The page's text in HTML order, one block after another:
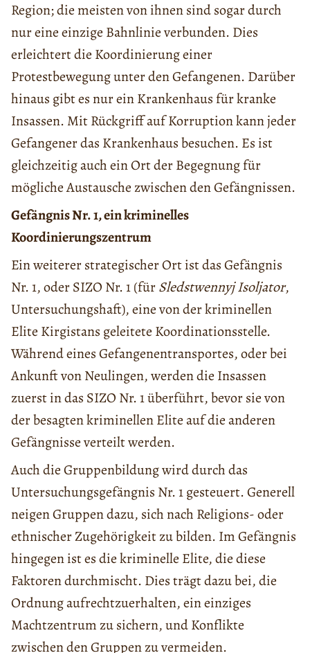
Region; die meisten von ihnen sind sogar durch
nur eine einzige Bahnlinie verbunden. Dies
erleichtert die Koordinierung einer
Protestbewegung unter den Gefangenen. Darüber
hinaus gibt es nur ein Krankenhaus für kranke
Insassen. Mit Rückgriff auf Korruption kann jeder
Gefangener das Krankenhaus besuchen. Es ist
gleichzeitig auch ein Ort der Begegnung für
mögliche Austausche zwischen den Gefängnissen.
Gefängnis Nr. 1, ein kriminelles
Koordinierungszentrum
Ein weiterer strategischer Ort ist das Gefängnis
Nr. 1, oder SIZO Nr. 1 (fürSledstwennyj Isoljator,
Untersuchungshaft), eine von der kriminellen
Elite Kirgistans geleitete Koordinationsstelle.
Während eines Gefangenentransportes, oder bei
Ankunft von Neulingen, werden die Insassen
zuerst in das SIZO Nr. 1 überführt, bevor sie von
der besagten kriminellen Elite auf die anderen
Gefängnisse verteilt werden.
Auch die Gruppenbildung wird durch das
Untersuchungsgefängnis Nr. 1 gesteuert. Generell
neigen Gruppen dazu, sich nach Religions- oder
ethnischer Zugehörigkeit zu bilden. Im Gefängnis
hingegen ist es die kriminelle Elite, die diese
Faktoren durchmischt. Dies trägt dazu bei, die
Ordnung aufrechtzuerhalten, ein einziges
Machtzentrum zu sichern, und Konflikte
zwischen den Gruppen zu vermeiden.